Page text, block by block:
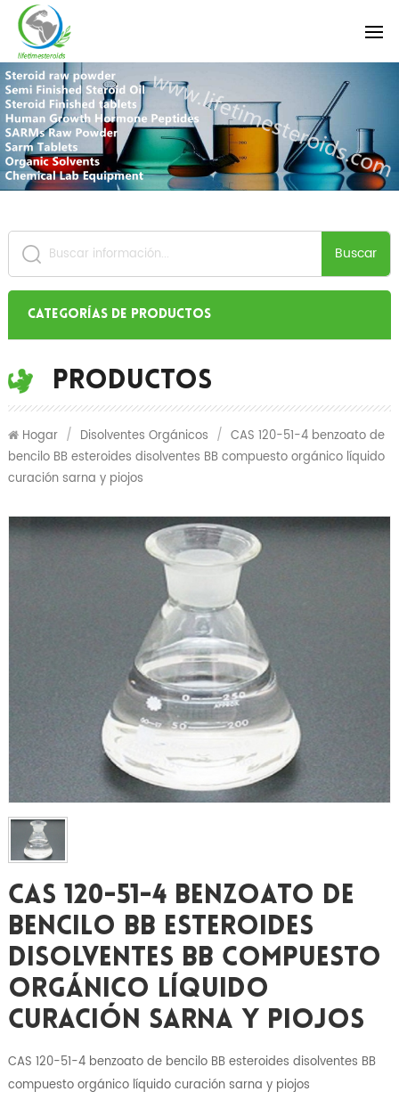
Buscar
Categorías de productos
Productos
Hogar / Disolventes Orgánicos / CAS 120-51-4 benzoato de
bencilo BB esteroides disolventes BB compuesto orgánico líquido
curación sarna y piojos
CAS 120-51-4 Benzoato De
Bencilo BB Esteroides
Disolventes BB Compuesto
Orgánico Líquido
Curación Sarna Y Piojos
CAS 120-51-4 benzoato de bencilo BB esteroides disolventes BB
compuesto orgánico líquido curación sarna y piojos